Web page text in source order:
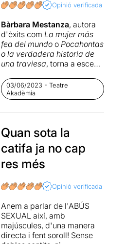
Opinió verificada
Bàrbara Mestanza, autora
d'èxits com La mujer más
fea del mundoo Pocahontas
o la verdadera historia de
una traviesa, torna a escena
respira quarta onada
feminista per cada costat.
L'autora catalana ens té
acostumats a una escriptura
Suciano només la manté,
sinó que l'eleva. Partint
d'una experiència personal
d'abús, denuncia en escena
la impunitat de les
agressions masclistes.
Un dels grans encerts de
Sucia(que són molts) és
treballar un marc perquè els
homes connectem amb les
violències que exercim. La
03/06/2023 - Teatre
Akadèmia
Quan sota la
catifa ja no cap
res més
Opinió verificada
Anem a parlar de l'ABÚS
SEXUAL així, amb
majúscules, d'una manera
directa i fent soroll! Sense